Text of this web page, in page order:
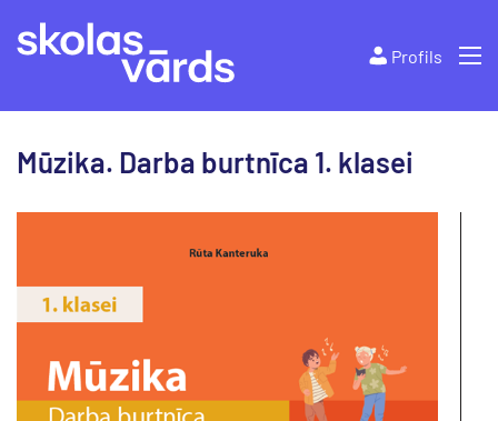
Profils
Mūzika. Darba burtnīca 1. klasei